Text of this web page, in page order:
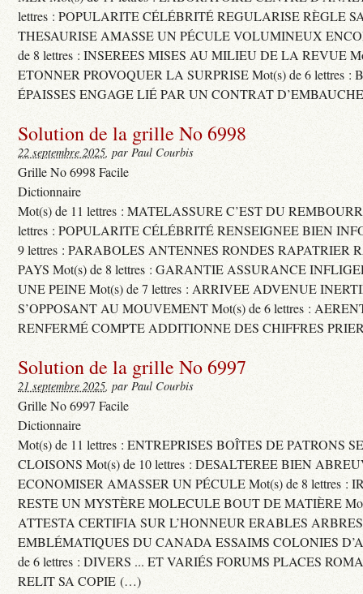
lettres : POPULARITE CÉLÉBRITÉ REGULARISE RÈGLE
THESAURISE AMASSE UN PÉCULE VOLUMINEUX
de 8 lettres : INSEREES MISES AU MILIEU DE LA REVUE
ETONNER PROVOQUER LA SURPRISE Mot(s) de 6 lettres :
ÉPAISSES ENGAGE LIÉ PAR UN CONTRAT
Solution de la grille No 6998
22 septembre 2025, par Paul Courbis
Grille No 6998 Facile
Dictionnaire
Mot(s) de 11 lettres : MATELASSURE C’EST DU
lettres : POPULARITE CÉLÉBRITÉ RENSEIGNEE BIEN
9 lettres : PARABOLES ANTENNES RONDES RAPATRIER
PAYS Mot(s) de 8 lettres : GARANTIE ASSURANCE
UNE PEINE Mot(s) de 7 lettres : ARRIVEE ADVENUE
S’OPPOSANT AU MOUVEMENT Mot(s) de 6 lettres :
RENFERMÉ COMPTE ADDITIONNE DES CHIFFRES
Solution de la grille No 6997
21 septembre 2025, par Paul Courbis
Grille No 6997 Facile
Dictionnaire
Mot(s) de 11 lettres : ENTREPRISES BOÎTES DE PATRONS
CLOISONS Mot(s) de 10 lettres : DESALTEREE BIEN
ECONOMISER AMASSER UN PÉCULE Mot(s) de 8 lettres :
RESTE UN MYSTÈRE MOLECULE BOUT DE MATIÈRE
ATTESTA CERTIFIA SUR L’HONNEUR ERABLES ARBRES
EMBLÉMATIQUES DU CANADA ESSAIMS COLONIES
de 6 lettres : DIVERS ... ET VARIÉS FORUMS PLACES
RELIT SA COPIE (…)